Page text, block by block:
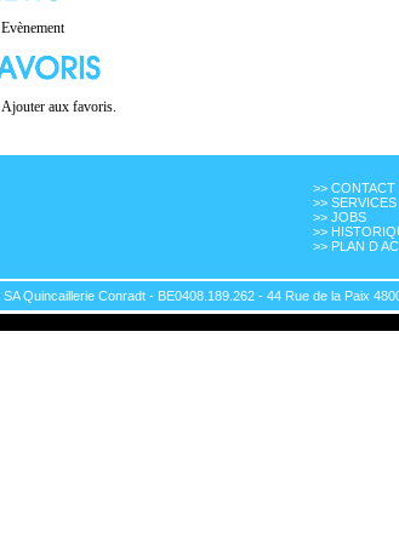
Evènement
Ajouter aux favoris.
>> CONTACT
>> SERVICES
>> JOBS
>>
>> PLAN D
SA Quincaillerie Conradt - BE0408.189.262 - 44 Rue de la Paix